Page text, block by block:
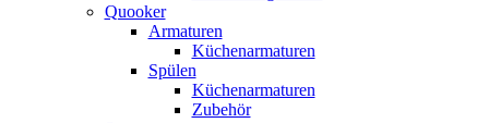
Quooker
Armaturen
Küchenarmaturen
Spülen
Küchenarmaturen
Zubehör